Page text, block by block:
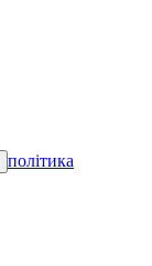
політика